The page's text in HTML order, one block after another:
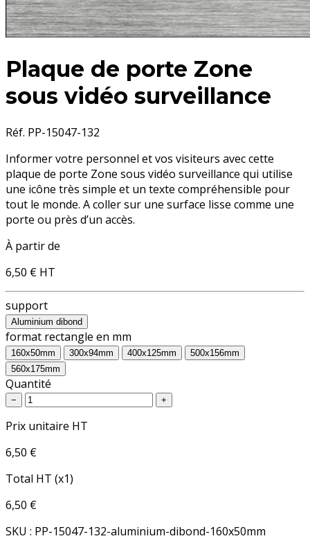
Plaque de porte Zone
sous vidéo surveillance
Réf. PP-15047-132
Informer votre personnel et vos visiteurs avec cette
plaque de porte Zone sous vidéo surveillance qui utilise
une icône très simple et un texte compréhensible pour
tout le monde. A coller sur une surface lisse comme une
porte ou près d’un accès.
À partir de
6,50 € HT
support
Aluminium dibond
format rectangle en mm
160x50mm 300x94mm 400x125mm
500x156mm
560x175mm
Quantité
− +
Prix unitaire HT
6,50 €
Total HT (x1)
6,50 €
SKU : PP-15047-132-aluminium-dibond-160x50mm